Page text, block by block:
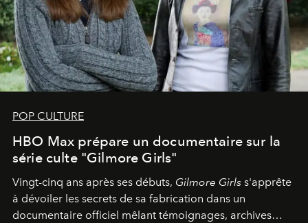
POP CULTURE
HBO Max prépare un documentaire sur la
série culte "Gilmore Girls"
Vingt-cinq ans après ses débuts, Gilmore Girls s'apprête
à dévoiler les secrets de sa fabrication dans un
documentaire officiel mêlant témoignages, archives